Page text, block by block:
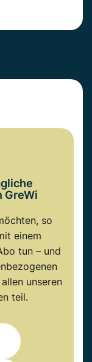
GreWi
so
einem
tun – und
unseren
teil.